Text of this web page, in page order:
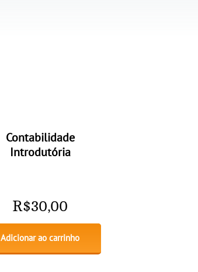
Contabilidade
Introdutória
R$30,00
Adicionar ao carrinho